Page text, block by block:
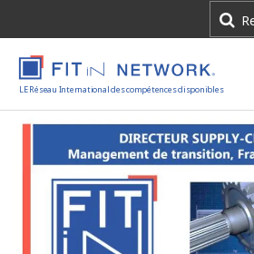
LE Réseau International des compétences disponibles
Accueil
FIT in
Entreprises
Experts
Connexion
Inscription